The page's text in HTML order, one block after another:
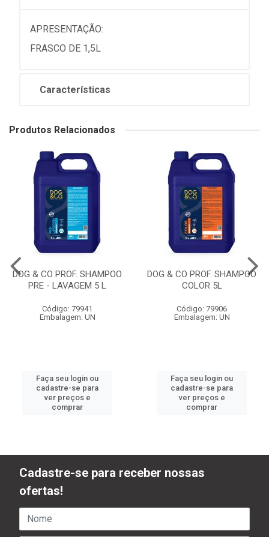
APRESENTAÇÃO:
FRASCO DE 1,5L
Características
Produtos Relacionados
DOG & CO PROF. SHAMPOO
PRE - LAVAGEM 5 L
Código: 79941
Embalagem: UN
Faça seu login ou
cadastre-se para
ver preços e
comprar
DOG & CO PROF. SHAMPOO
COLOR 5L
Código: 79906
Embalagem: UN
Faça seu login ou
cadastre-se para
ver preços e
comprar
Cadastre-se para receber nossas
ofertas!